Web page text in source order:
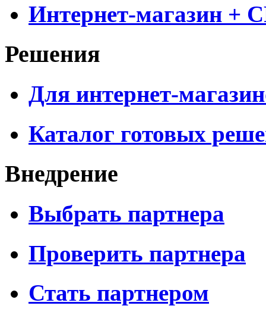
Интернет-магазин +
Решения
Для интернет-
Каталог готовых
Внедрение
Выбрать партнера
Проверить партнера
Стать партнером